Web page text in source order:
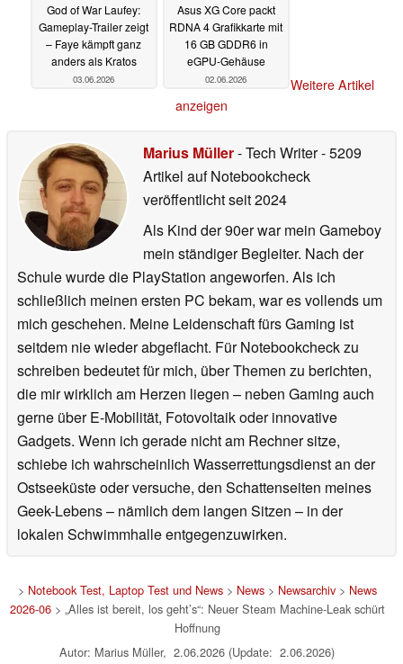
God of War Laufey:
Gameplay-Trailer zeigt
– Faye kämpft ganz
anders als Kratos
03.06.2026
Asus XG Core packt
RDNA 4 Grafikkarte mit
16 GB GDDR6 in
eGPU-Gehäuse
02.06.2026
Weitere Artikel
anzeigen
Marius Müller- Tech Writer- 5209
Artikel auf Notebookcheck
veröffentlichtseit 2024
Als Kind der 90er war mein Gameboy
mein ständiger Begleiter. Nach der
Schule wurde die PlayStation angeworfen. Als ich
schließlich meinen ersten PC bekam, war es vollends um
mich geschehen. Meine Leidenschaft fürs Gaming ist
seitdem nie wieder abgeflacht. Für Notebookcheck zu
schreiben bedeutet für mich, über Themen zu berichten,
die mir wirklich am Herzen liegen – neben Gaming auch
gerne über E-Mobilität, Fotovoltaik oder innovative
Gadgets. Wenn ich gerade nicht am Rechner sitze,
schiebe ich wahrscheinlich Wasserrettungsdienst an der
Ostseeküste oder versuche, den Schattenseiten meines
Geek-Lebens – nämlich dem langen Sitzen – in der
lokalen Schwimmhalle entgegenzuwirken.
> Notebook Test, Laptop Test und News> News> Newsarchiv> News
2026-06> „Alles ist bereit, los geht’s“: Neuer Steam Machine-Leak schürt
Hoffnung
Autor: Marius Müller, 2.06.2026 (Update: 2.06.2026)